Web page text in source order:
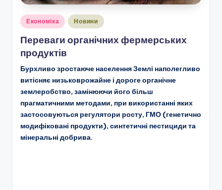
Опубліковано
Економіка Новини
Переваги органічних фермерських
продуктів
Бурхливо зростаюче населення Землі наполегливо
витісняє низьковрожайне і дороге органічне
землеробство, замінюючи його більш
прагматичними методами, при використанні яких
застосовуються регулятори росту, ГМО (генетично
модифіковані продукти), синтетичні пестициди та
мінеральні добрива.